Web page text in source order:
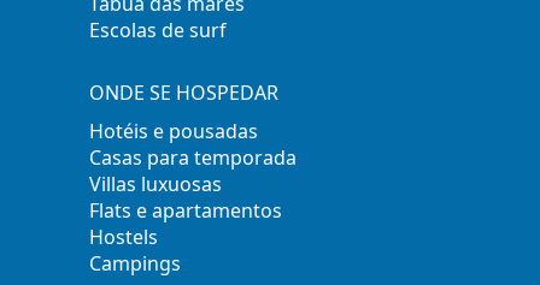
Escolas de surf
ONDE SE HOSPEDAR
Hotéis e pousadas
Casas para temporada
Villas luxuosas
Flats e apartamentos
Hostels
Campings